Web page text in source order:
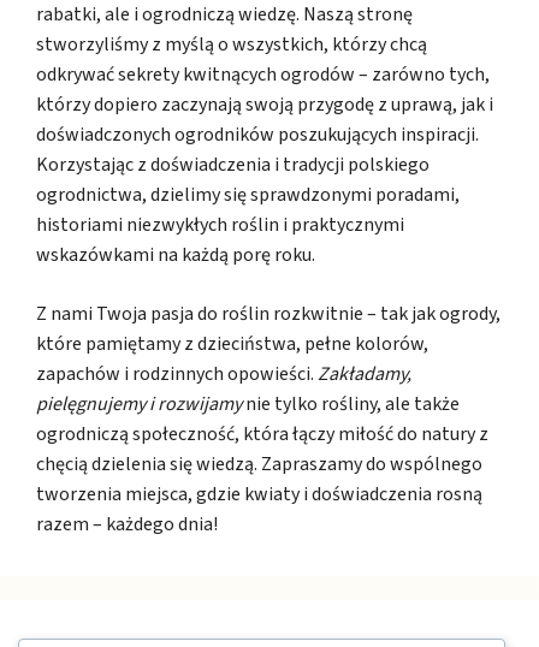
rabatki, ale i ogrodniczą wiedzę. Naszą stronę
stworzyliśmy z myślą o wszystkich, którzy chcą
odkrywać sekrety kwitnących ogrodów – zarówno tych,
którzy dopiero zaczynają swoją przygodę z uprawą, jak i
doświadczonych ogrodników poszukujących inspiracji.
Korzystając z doświadczenia i tradycji polskiego
ogrodnictwa, dzielimy się sprawdzonymi poradami,
historiami niezwykłych roślin i praktycznymi
wskazówkami na każdą porę roku.
Z nami Twoja pasja do roślin rozkwitnie – tak jak ogrody,
które pamiętamy z dzieciństwa, pełne kolorów,
zapachów i rodzinnych opowieści.Zakładamy,
pielęgnujemy i rozwijamynie tylko rośliny, ale także
ogrodniczą społeczność, która łączy miłość do natury z
chęcią dzielenia się wiedzą. Zapraszamy do wspólnego
tworzenia miejsca, gdzie kwiaty i doświadczenia rosną
razem – każdego dnia!